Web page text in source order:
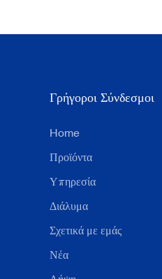
Γρήγοροι Σύνδεσμοι
Home
Προϊόντα
Υπηρεσία
Διάλυμα
Σχετικά με εμάς
Νέα